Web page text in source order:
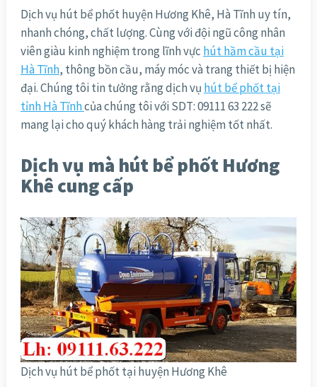
Dịch vụ hút bể phốt huyện Hương Khê, Hà Tĩnh uy tín,
nhanh chóng, chất lượng. Cùng với đội ngũ công nhân
viên giàu kinh nghiệm trong lĩnh vực hút hầm cầu tại
Hà Tĩnh, thông bồn cầu, máy móc và trang thiết bị hiện
đại. Chúng tôi tin tưởng rằng dịch vụ hút bể phốt tại
tỉnh Hà Tĩnhcủa chúng tôi với SDT: 09111 63 222 sẽ
mang lại cho quý khách hàng trải nghiệm tốt nhất.
Dịch vụ mà hút bể phốt Hương
Khê cung cấp
Dịch vụ hút bể phốt tại huyện Hương Khê